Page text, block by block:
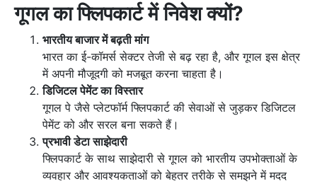
गूगल का फ्लिपकार्ट में निवेश क्यों?
भारतीय बाजार में बढ़ती मांग
भारत का ई-कॉमर्स सेक्टर तेजी से बढ़ रहा है, और गूगल इस क्षेत्र
में अपनी मौजूदगी को मजबूत करना चाहता है।
डिजिटल पेमेंट का विस्तार
गूगल पे जैसे प्लेटफॉर्म फ्लिपकार्ट की सेवाओं से जुड़कर डिजिटल
पेमेंट को और सरल बना सकते हैं।
प्रभावी डेटा साझेदारी
फ्लिपकार्ट के साथ साझेदारी से गूगल को भारतीय उपभोक्ताओं के
व्यवहार और आवश्यकताओं को बेहतर तरीके से समझने में मदद